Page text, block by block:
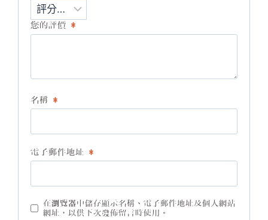
您的評價 *
名稱 *
電子郵件地址 *
在瀏覽器中儲存顯示名稱、電子郵件地址及個人網站
網址，以供下次發佈留言時使用。